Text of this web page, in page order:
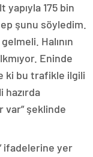
175 bin
şunu söyledim.
Halının
Eninde
ki bu trafikle ilgili
var” şeklinde
ifadelerine yer